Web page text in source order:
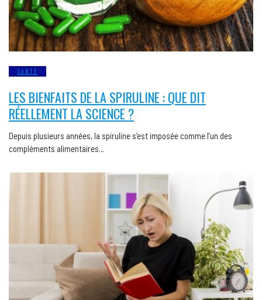
SANTÉ
LES BIENFAITS DE LA SPIRULINE : QUE DIT
RÉELLEMENT LA SCIENCE ?
Depuis plusieurs années, la spiruline s’est imposée comme l’un des
compléments alimentaires…